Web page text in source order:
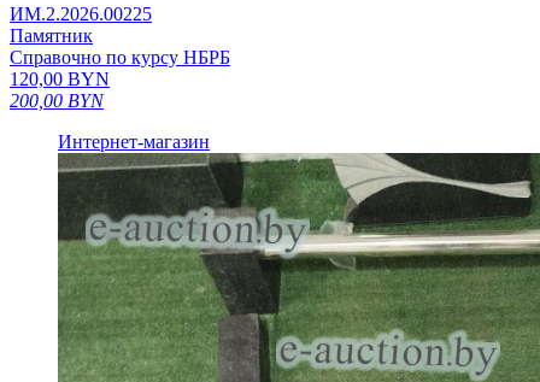
ИМ.2.2026.00225
Памятник
Справочно по курсу НБРБ
120,00 BYN
200,00 BYN
Интернет-магазин